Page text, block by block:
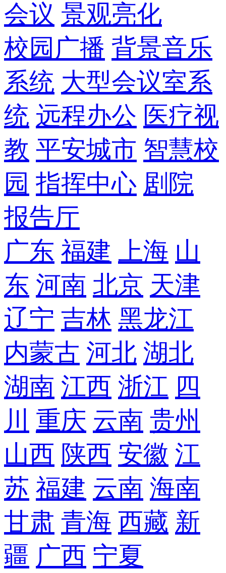
会议 景观亮化
校园广播 背景音乐
系统 大型会议室系
统 远程办公 医疗视
教 平安城市 智慧校
园 指挥中心 剧院
报告厅
广东 福建 上海 山
东 河南 北京 天津
辽宁 吉林 黑龙江
内蒙古 河北 湖北
湖南 江西 浙江 四
川
重庆 云南 贵州
山西 陕西 安徽 江
苏 福建 云南 海南
甘肃 青海 西藏 新
疆 广西 宁夏